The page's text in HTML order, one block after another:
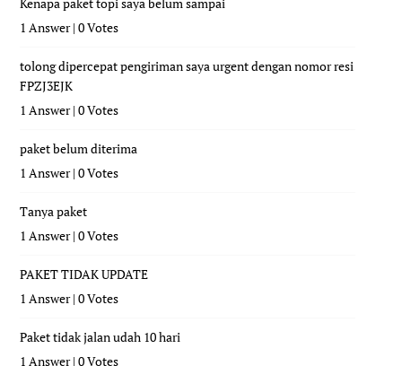
1 Answer|0 Votes
tolong dipercepat pengiriman saya urgent dengan nomor resi
FPZJ3EJK
1 Answer|0 Votes
paket belum diterima
1 Answer|0 Votes
Tanya paket
1 Answer|0 Votes
PAKET TIDAK UPDATE
1 Answer|0 Votes
Paket tidak jalan udah 10 hari
1 Answer|0 Votes